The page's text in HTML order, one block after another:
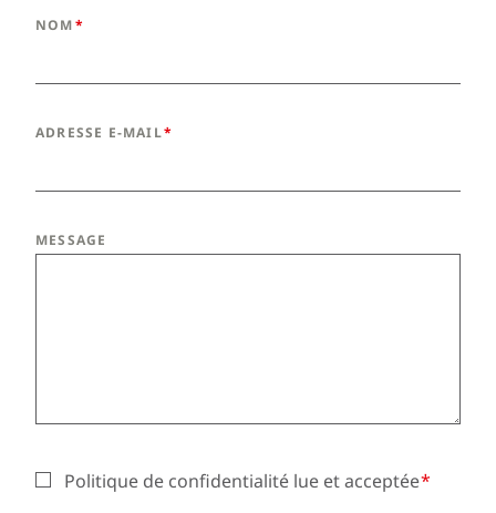
NOM
ADRESSE E-MAIL
MESSAGE
Politique de confidentialité lue et acceptée